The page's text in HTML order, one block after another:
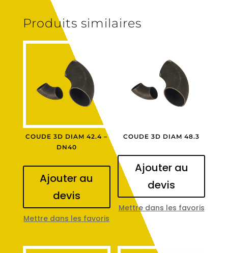
Produits similaires
COUDE 3D DIAM 42.4 –
DN40
Ajouter au
devis
Mettre dans les favoris
COUDE 3D DIAM 48.3
Ajouter au
devis
Mettre dans les favoris